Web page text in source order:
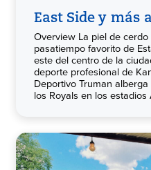
East Side y más
Overview La piel de
pasatiempo favorito de
este del centro de la
deporte profesional de
Deportivo Truman
los Royals en los